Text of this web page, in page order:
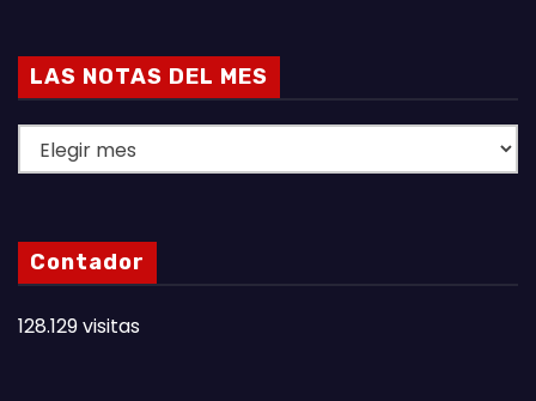
LAS NOTAS DEL MES
A
N
O
A
Contador
128.129 visitas